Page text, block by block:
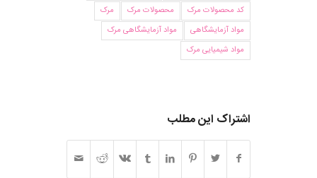
کد محصولات مرک
محصولات مرک
مرک
مواد آزمایشگاهی
مواد آزمایشگاهی مرک
مواد شیمیایی مرک
اشتراک این مطلب